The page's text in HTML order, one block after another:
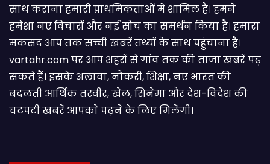
साथ कराना हमारी प्राथमिकताओं में शामिल है। हमने
हमेशा नए विचारों और नई सोच का समर्थन किया है। हमारा
मकसद आप तक सच्ची खबरें तथ्यों के साथ पहुंचाना है।
vartahr.com पर आप शहरों से गांव तक की ताजा खबरें पढ़
सकते हैं। इसके अलावा, नौकरी, शिक्षा, नए भारत की
बदलती आर्थिक तस्वीर, खेल, सिनेमा और देश-विदेश की
चटपटी खबरें आपकाे पढ़ने के लिए मिलेंगी।